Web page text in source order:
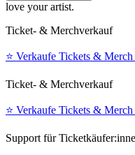
love your artist.
Ticket- & Merchverkauf
⭐️ Verkaufe Tickets & Merch
Ticket- & Merchverkauf
⭐️ Verkaufe Tickets & Merch
Support für